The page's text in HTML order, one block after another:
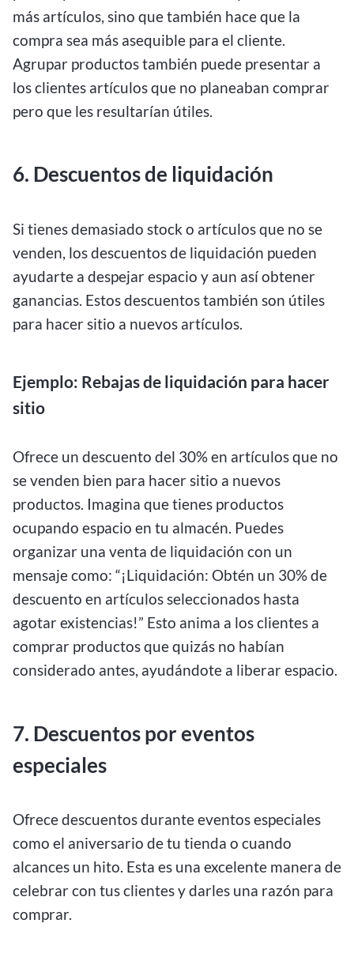
más artículos, sino que también hace que la
compra sea más asequible para el cliente.
Agrupar productos también puede presentar a
los clientes artículos que no planeaban comprar
pero que les resultarían útiles.
6. Descuentos de liquidación
Si tienes demasiado stock o artículos que no se
venden, los descuentos de liquidación pueden
ayudarte a despejar espacio y aun así obtener
ganancias. Estos descuentos también son útiles
para hacer sitio a nuevos artículos.
Ejemplo: Rebajas de liquidación para hacer
sitio
Ofrece un descuento del 30% en artículos que no
se venden bien para hacer sitio a nuevos
productos. Imagina que tienes productos
ocupando espacio en tu almacén. Puedes
organizar una venta de liquidación con un
mensaje como: “¡Liquidación: Obtén un 30% de
descuento en artículos seleccionados hasta
agotar existencias!” Esto anima a los clientes a
comprar productos que quizás no habían
considerado antes, ayudándote a liberar espacio.
7. Descuentos por eventos
especiales
Ofrece descuentos durante eventos especiales
como el aniversario de tu tienda o cuando
alcances un hito. Esta es una excelente manera de
celebrar con tus clientes y darles una razón para
comprar.